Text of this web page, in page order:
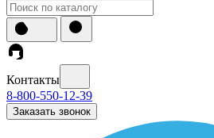
Контакты
8-800-550-12-39
Заказать звонок